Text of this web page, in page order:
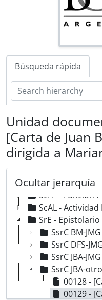
Búsqueda rápida
Unidad
[Carta de Juan
dirigida a
Ocultar jerarquía
DCE-JMG - Fondo
ScFP - Función
ScAL -
SrE - Epistolario
SsrC BM-JMG -
SsrC DFS-JMG -
SsrC JBA-JMG -
SsrC JBA-otros -
00128 - [Carta de
00129 - [Carta de